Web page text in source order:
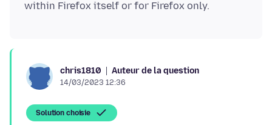
chris1810 Auteur de la question
14/03/2023 12:36
Solution choisie